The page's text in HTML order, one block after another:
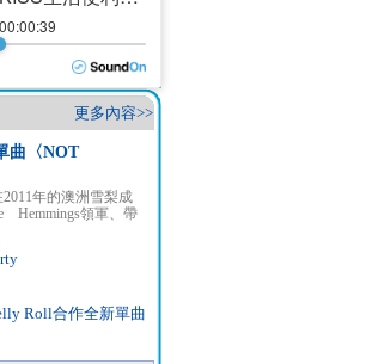
更多內容>>
曲〈NOT
年的澳洲雪梨成
Hemmings領軍、帶
Roll合作全新單曲